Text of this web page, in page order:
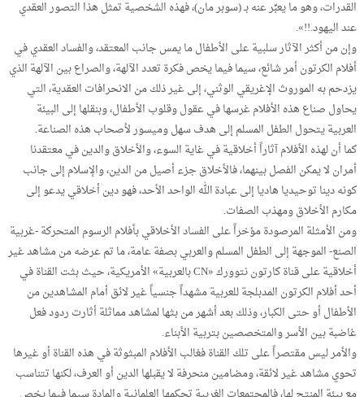
القدرات، وهو ما يعبِّر عنه بـ (سوبر مان)، فهذه الشخصية تمثل هذا التصور العقدي
عند اليهود.!!».
وإن من أكثر الآثار سلبية على الأطفال ما يمس جانب المعتقد، والفساد العقدي في
أفلام الكرتون أمر شائع، سيما فيما يخص فكرة تعدد الآلهة، والصراع بين الآلهة الذي
يزدحم به الموروث الإغريقي الوثني، إلى غير ذلك من الانحرافات العقدية، التي
يحاول صناع هذه الأفلام غرسها في عقول وقلوب الأطفال، وبنقلها إلى البيئة
العربية يتحول الطفل المسلم إلى هدف سهل وميسور لأصحاب هذه الصناعة.
كما أن لهذه الأفلام آثاراً أخلاقية في غاية السوء، والأخلاق والدين في معتقدنا
أمران لا يمكن الفصل بينهما، فالأخلاق جزء أصيل من الدين، والإسلام إلى جانب
كونه دينا توحيديا هاديا إلى عبادة الله الواحد الأحد، فهو دين أخلاقي يدعو إلى
مكارم الأخلاق ومهذب الصفات.
ومن الأمثلة المرصودة مؤخراً على الفساد الأخلاقي بأفلام الرسوم المتحركة -غربية
الصنع- الموجهة إلى الطفل المسلم والعربي بصفة عامة، ما تم عرضه من مشاهد غير
أخلاقية على قناة كارتون نتوورك «CN بالعربية» الأمريكية، حيث بثت القناة في
أحد أفلام الكرتون المدبلجة للعربية مشهداً جنسياً غير لائق أمام المشاهدين من
الأطفال أو حتى الكبار، وذلك بعد أشهر من بثها لمشاهد مماثلة أثارت ردود فعل
غاضبة بين الأسر والمتخصصين بتربية الأبناء.
والأمر ليس مقتصراً على تلك القناة فغالب الأفلام المبثوثة في هذه القناة أو غيرها
تحوي مشاهد غير لائقة، ومضامين منحرفة لا يقبلها الدين أو العرف، لكنها تتناسب